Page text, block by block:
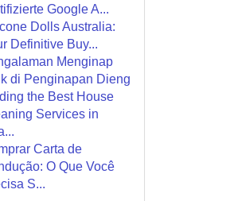
Google A...
Dolls Australia:
Definitive Buy...
Menginap
di Penginapan Dieng
the Best House
Services in
Carta de
O Que Você
S...